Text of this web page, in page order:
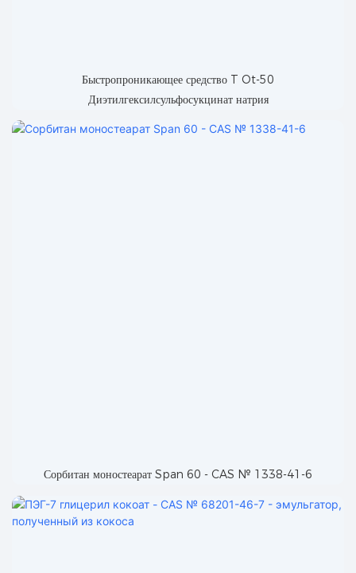
Быстропроникающее средство T Ot-50
Диэтилгексилсульфосукцинат натрия
Сорбитан моностеарат Span 60 - CAS № 1338-41-6